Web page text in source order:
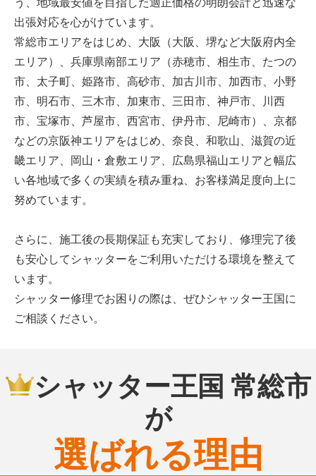
出張対応を心がけています。
常総市エリアをはじめ、大阪（大阪、堺など大阪府内全
エリア）、兵庫県南部エリア（赤穂市、相生市、たつの
市、太子町、姫路市、高砂市、加古川市、加西市、小野
市、明石市、三木市、加東市、三田市、神戸市、川西
市、宝塚市、芦屋市、西宮市、伊丹市、尼崎市）、京都
などの京阪神エリアをはじめ、奈良、和歌山、滋賀の近
畿エリア、岡山・倉敷エリア、広島県福山エリアと幅広
い各地域で多くの実績を積み重ね、お客様満足度向上に
努めています。
さらに、施工後の長期保証も充実しており、修理完了後
も安心してシャッターをご利用いただける環境を整えて
います。
シャッター修理でお困りの際は、ぜひシャッター王国に
ご相談ください。
シャッター王国 常総市
が
選ばれる理由